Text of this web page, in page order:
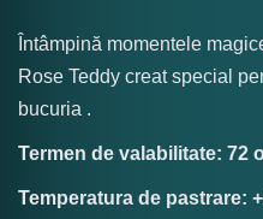
Întâmpină momentele
Rose Teddy creat special
bucuria .
Termen de valabilitate: 72
Temperatura de pastrare: